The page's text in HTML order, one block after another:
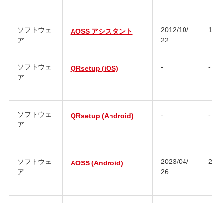
ソフトウェ
ア
AOSS アシスタント
2012/10/
22
ソフトウェ
ア
QRsetup (iOS) - -
ソフトウェ
ア
QRsetup (Android) - -
ソフトウェ
ア
AOSS (Android)
2023/04/
26